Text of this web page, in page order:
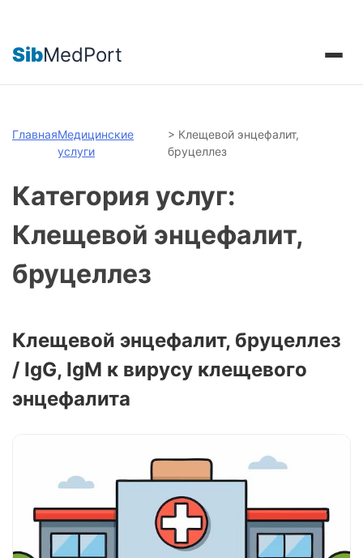
SibMedPort
ГлавнаяМедицинские
услуги
> Клещевой энцефалит,
бруцеллез
Категория услуг:
Клещевой энцефалит,
бруцеллез
Клещевой энцефалит, бруцеллез
/ IgG, IgM к вирусу клещевого
энцефалита